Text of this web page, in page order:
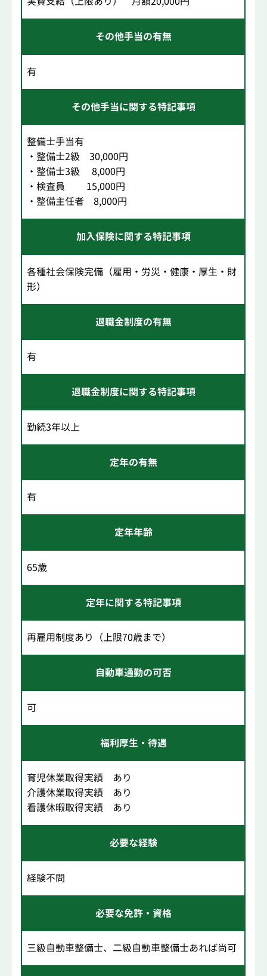
その他手当の有無
有
その他手当に関する特記事項
整備士手当有
・整備士2級 30,000円
・整備士3級 8,000円
・検査員 15,000円
・整備主任者 8,000円
加入保険に関する特記事項
各種社会保険完備（雇用・労災・健康・厚生・財
形）
退職金制度の有無
有
退職金制度に関する特記事項
勤続3年以上
定年の有無
有
定年年齢
65歳
定年に関する特記事項
再雇用制度あり（上限70歳まで）
自動車通勤の可否
可
福利厚生・待遇
育児休業取得実績 あり
介護休業取得実績 あり
看護休暇取得実績 あり
必要な経験
経験不問
必要な免許・資格
三級自動車整備士、二級自動車整備士あれば尚可